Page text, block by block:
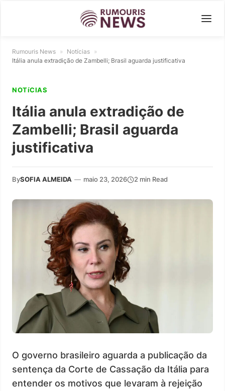
Rumouris News » Notícias »
Itália anula extradição de Zambelli; Brasil aguarda justificativa
NOTíCIAS
Itália anula extradição de
Zambelli; Brasil aguarda
justificativa
BySOFIA ALMEIDA — maio 23, 2026 2 min Read
O governo brasileiro aguarda a publicação da
sentença da Corte de Cassação da Itália para
entender os motivos que levaram à rejeição